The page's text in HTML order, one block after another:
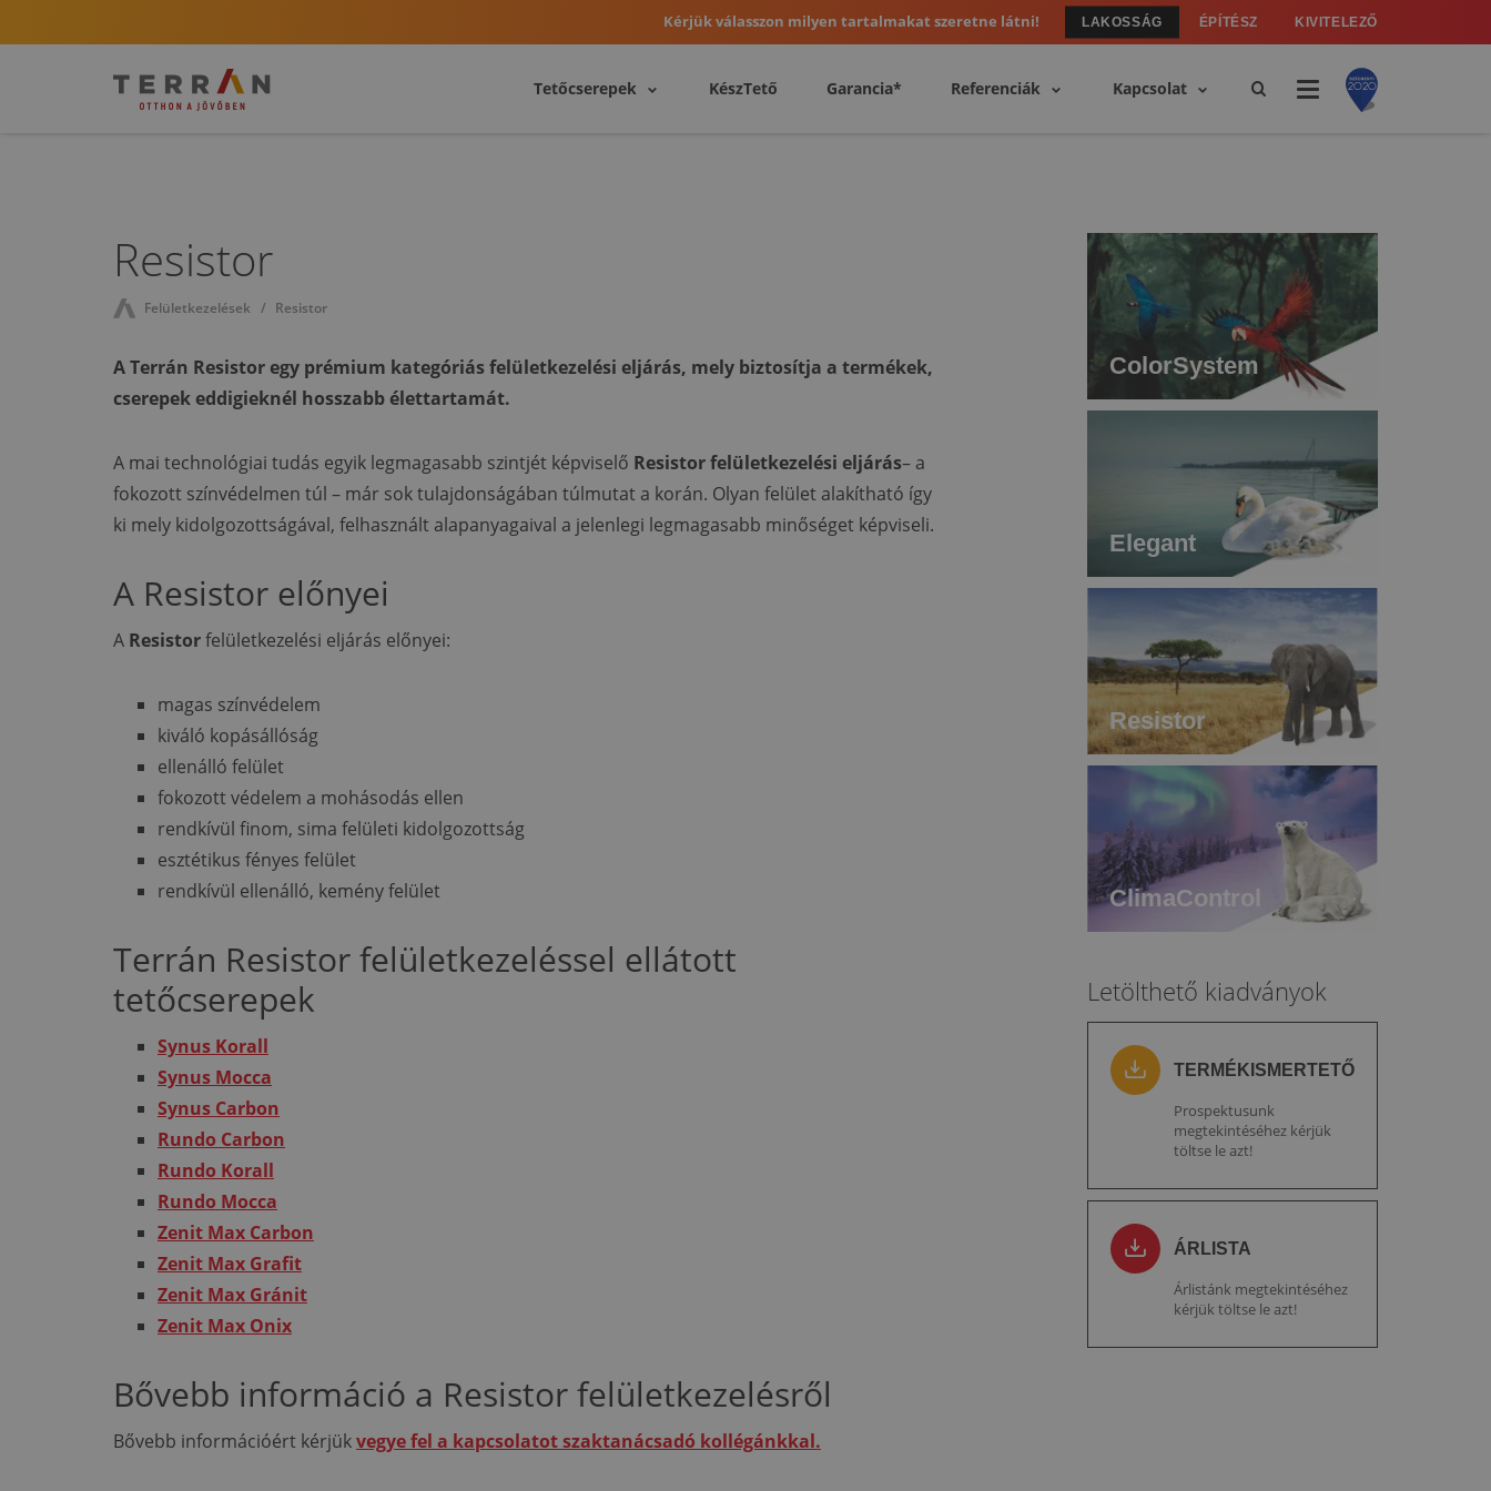
Kérjük válasszon milyen tartalmakat szeretne látni! LAKOSSÁG ÉPÍTÉSZ KIVITELEZŐ
Tetőcserepek KészTető Garancia* Referenciák Kapcsolat
Resistor
Felületkezelések Resistor
A Terrán Resistor egy prémium kategóriás felületkezelési eljárás, mely biztosítja a termékek,
cserepek eddigieknél hosszabb élettartamát.
A mai technológiai tudás egyik legmagasabb szintjét képviselő Resistor felületkezelési eljárás– a
fokozott színvédelmen túl – már sok tulajdonságában túlmutat a korán. Olyan felület alakítható így
ki mely kidolgozottságával, felhasznált alapanyagaival a jelenlegi legmagasabb minőséget képviseli.
A Resistor előnyei
A Resistorfelületkezelési eljárás előnyei:
magas színvédelem
kiváló kopásállóság
ellenálló felület
fokozott védelem a mohásodás ellen
rendkívül finom, sima felületi kidolgozottság
esztétikus fényes felület
rendkívül ellenálló, kemény felület
Terrán Resistor felületkezeléssel ellátott
tetőcserepek
Synus Korall
Synus Mocca
Synus Carbon
Rundo Carbon
Rundo Korall
Rundo Mocca
Zenit Max Carbon
Zenit Max Grafit
Zenit Max Gránit
Zenit Max Onix
Bővebb információ a Resistor felületkezelésről
Bővebb információért kérjükvegye fel a kapcsolatot szaktanácsadó kollégánkkal.
ColorSystem
Elegant
Resistor
ClimaControl
Letölthető kiadványok
TERMÉKISMERTETŐ
Prospektusunk
megtekintéséhez kérjük
töltse le azt!
ÁRLISTA
Árlistánk megtekintéséhez
kérjük töltse le azt!